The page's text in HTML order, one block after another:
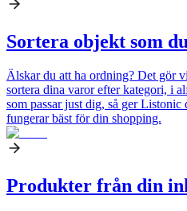
Sortera objekt som
Älskar du att ha ordning? Det gör
sortera dina varor efter kategori, i
som passar just dig, så ger
fungerar bäst för din shopping.
Produkter från din